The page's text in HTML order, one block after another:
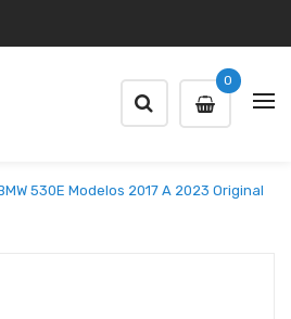
0
530E Modelos 2017 A 2023 Original